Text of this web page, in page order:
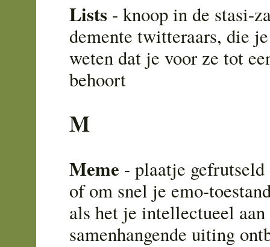
Lists - knoop in de stasi-
demente twitteraars, die
weten dat je voor ze tot
behoort
M
Meme - plaatje
of om snel je emo-
als het je intellectueel aan
samenhangende uiting